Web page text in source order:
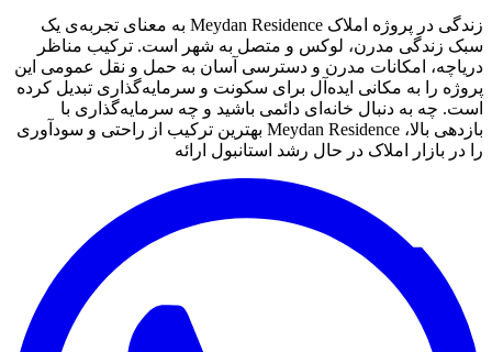
زندگی در پروژه املاک Meydan Residence به معنای تجربه‌ی یک
سبک زندگی مدرن، لوکس و متصل به شهر است. ترکیب مناظر
دریاچه، امکانات مدرن و دسترسی آسان به حمل و نقل عمومی این
پروژه را به مکانی ایده‌آل برای سکونت و سرمایه‌گذاری تبدیل کرده
است. چه به دنبال خانه‌ای دائمی باشید و چه سرمایه‌گذاری با
بازدهی بالا، Meydan Residence بهترین ترکیب از راحتی و سودآوری
را در بازار املاک در حال رشد استانبول ارائه